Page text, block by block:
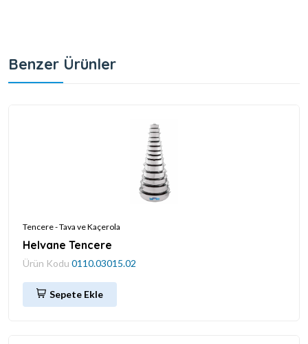
Benzer Ürünler
Tencere - Tava ve Kaçerola
Helvane Tencere
Ürün Kodu 0110.03015.02
Sepete Ekle